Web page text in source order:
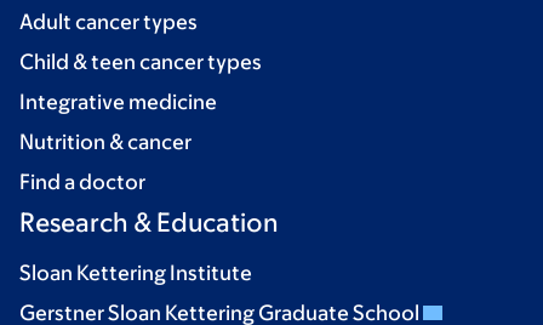
Adult cancer types
Child & teen cancer types
Integrative medicine
Nutrition & cancer
Find a doctor
Research & Education
Sloan Kettering Institute
Gerstner Sloan Kettering Graduate School